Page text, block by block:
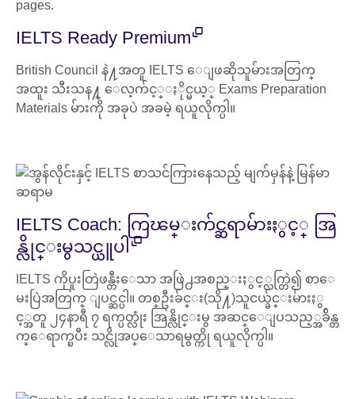
IELTS Ready Premium
British Council နဲ႔အတူ IELTS ေျဖဆိုသူမ်ားအတြက္
အထူး သီးသန႔္ ေလ့က်င့္ႏိုင္မယ့္ Exams Preparation
Materials မ်ားကို အခုပဲ အခမဲ့ ရယူလိုက္ပါ။
IELTS Coach: ကြၽမ္းက်င္ဆရာမ်ားႏွင့္ အြ
န္လိုင္းမွသင္ယူပါ
IELTS ကိုပူးတြဲဖန္တီးေသာ အဖြဲ႕အစည္းႏွင့္လက္တြဲ၍ စာေ
မးပြဲအတြက္ ျပင္ဆင္ပါ။ တစ္ဦးခ်င္း(သို႔)သူငယ္ခ်င္းမ်ားႏွ
င့္အတူ ၂၄နာရီ ၇ ရက္ပတ္လုံး အြန္လိုင္းမွ အဆင္ေျပသည့္အခ်ိန္တ
က္ေရာက္ၿပီး သင္လိုအပ္ေသာရမွတ္ကို ရယူလိုက္ပါ။